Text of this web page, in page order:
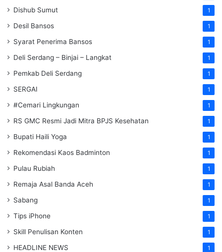
Dishub Sumut 1
Desil Bansos 1
Syarat Penerima Bansos 1
Deli Serdang – Binjai – Langkat 1
Pemkab Deli Serdang 1
SERGAI 1
#Cemari Lingkungan 1
RS GMC Resmi Jadi Mitra BPJS Kesehatan 1
Bupati Haili Yoga 1
Rekomendasi Kaos Badminton 1
Pulau Rubiah 1
Remaja Asal Banda Aceh 1
Sabang 1
Tips iPhone 1
Skill Penulisan Konten 1
HEADLINE NEWS 1